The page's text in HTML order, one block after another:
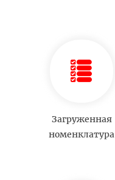
Загруженная
номенклатура